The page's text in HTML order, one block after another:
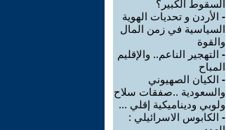
السقوط الكبير؟
- الأردن و تحديات الهوية
السياسية في زمن المال
والقوة
- التهجير الناعم.. والإقليم
المباح
- الكيان الصهيوني
والسعودية ..صفقات سلاح
ولوبي وديناميكية إقلي ...
- الكابوس الاسرائيلي :